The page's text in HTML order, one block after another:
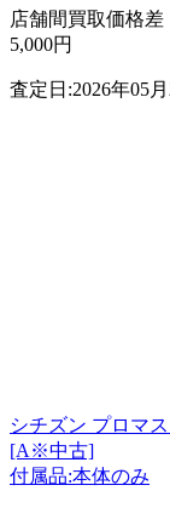
店舗間買取価格差
5,000円
査定日:2026年05月
シチズン プロマ
[A※中古]
付属品:本体のみ